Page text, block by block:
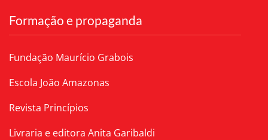
Formação e propaganda
Fundação Maurício Grabois
Escola João Amazonas
Revista Princípios
Livraria e editora Anita Garibaldi